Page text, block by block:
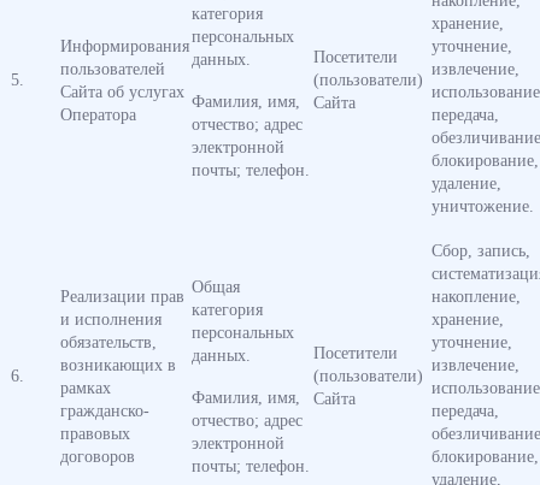
5.
Информирования
пользователей
Сайта об услугах
Оператора
категория
персональных
данных.
Фамилия, имя,
отчество; адрес
электронной
почты; телефон.
Посетители
(пользователи)
Сайта
хранение,
уточнение,
извлечение,
передача,
блокирование,
удаление,
уничтожение.
6.
Реализации прав
и исполнения
обязательств,
возникающих в
рамках
гражданско-
правовых
договоров
Общая
категория
персональных
данных.
Фамилия, имя,
отчество; адрес
электронной
почты; телефон.
Посетители
(пользователи)
Сайта
Сбор, запись,
накопление,
хранение,
уточнение,
извлечение,
передача,
блокирование,
удаление,